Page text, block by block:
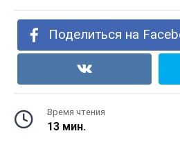
Поделиться на
Время чтения
13 мин.